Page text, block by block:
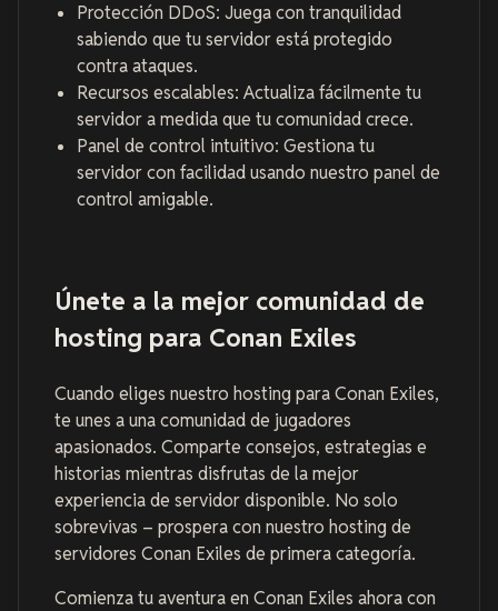
Protección DDoS: Juega con tranquilidad
sabiendo que tu servidor está protegido
contra ataques.
Recursos escalables: Actualiza fácilmente tu
servidor a medida que tu comunidad crece.
Panel de control intuitivo: Gestiona tu
servidor con facilidad usando nuestro panel de
control amigable.
Únete a la mejor comunidad de
hosting para Conan Exiles
Cuando eliges nuestro hosting para Conan Exiles,
te unes a una comunidad de jugadores
apasionados. Comparte consejos, estrategias e
historias mientras disfrutas de la mejor
experiencia de servidor disponible. No solo
sobrevivas – prospera con nuestro hosting de
servidores Conan Exiles de primera categoría.
Comienza tu aventura en Conan Exiles ahora con